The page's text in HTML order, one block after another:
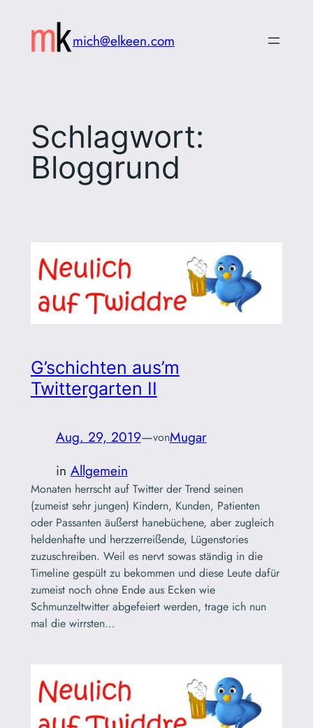
Inhalt
springen
mich@elkeen.com
Schlagwort:
Bloggrund
G’schichten aus’m
Twittergarten II
Aug. 29, 2019—vonMugar
in Allgemein
Monaten herrscht auf Twitter der Trend seinen
(zumeist sehr jungen) Kindern, Kunden, Patienten
oder Passanten äußerst hanebüchene, aber zugleich
heldenhafte und herzzerreißende, Lügenstories
zuzuschreiben. Weil es nervt sowas ständig in die
Timeline gespült zu bekommen und diese Leute dafür
zumeist noch ohne Ende aus Ecken wie
Schmunzeltwitter abgefeiert werden, trage ich nun
mal die wirrsten…